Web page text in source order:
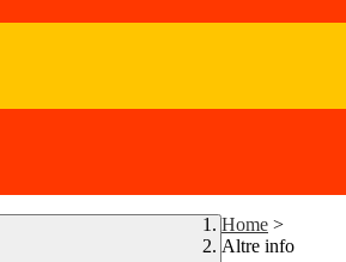
Home >
Altre info